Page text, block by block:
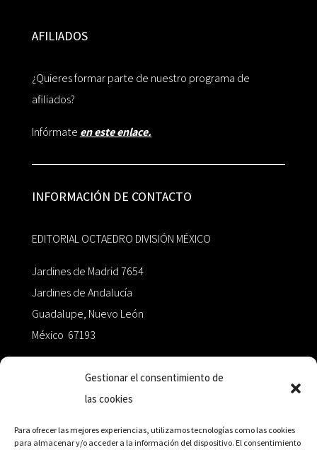
Gestionar el consentimiento de
las cookies
Para ofrecer las mejores experiencias, utilizamos tecnologías como las cookies
para almacenar y/o acceder a la información del dispositivo. El consentimiento
AFILIADOS
¿Quieres formar parte de nuestro programa de
afiliados?
Infórmate en este enlace.
INFORMACIÓN DE CONTACTO
EDITORIAL OCTAEDRO DIVISIÓN MÉXICO
Jardines de Madrid 7654
Jardines de Andalucía
Guadalupe, Nuevo León
México 67193
+52 811.499.5638